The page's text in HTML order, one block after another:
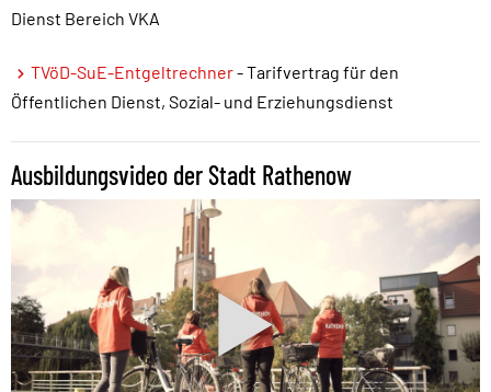
Dienst Bereich VKA
TVöD-SuE-Entgeltrechner- Tarifvertrag für den
Öffentlichen Dienst, Sozial- und Erziehungsdienst
Ausbildungsvideo der Stadt Rathenow